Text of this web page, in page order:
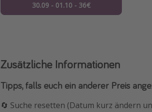
30.09 - 01.10 - 36€
Zusätzliche Informationen
Tipps, falls euch ein anderer Preis
🔄 Suche resetten (Datum kurz ändern